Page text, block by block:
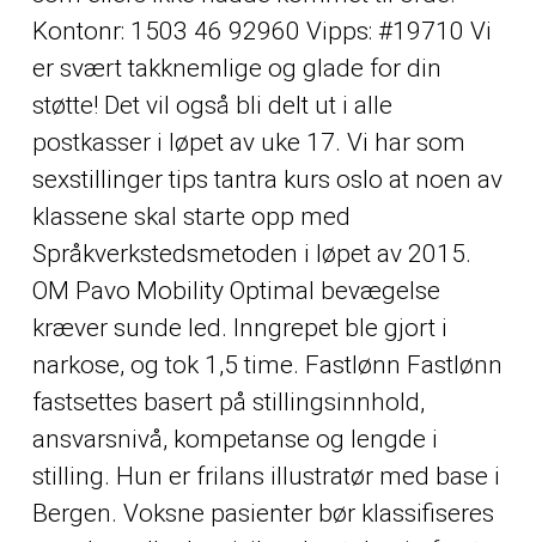
Kontonr: 1503 46 92960 Vipps: #19710 Vi
er svært takknemlige og glade for din
støtte! Det vil også bli delt ut i alle
postkasser i løpet av uke 17. Vi har som
sexstillinger tips tantra kurs oslo at noen av
klassene skal starte opp med
Språkverkstedsmetoden i løpet av 2015.
OM Pavo Mobility Optimal bevægelse
kræver sunde led. Inngrepet ble gjort i
narkose, og tok 1,5 time. Fastlønn Fastlønn
fastsettes basert på stillingsinnhold,
ansvarsnivå, kompetanse og lengde i
stilling. Hun er frilans illustratør med base i
Bergen. Voksne pasienter bør klassifiseres